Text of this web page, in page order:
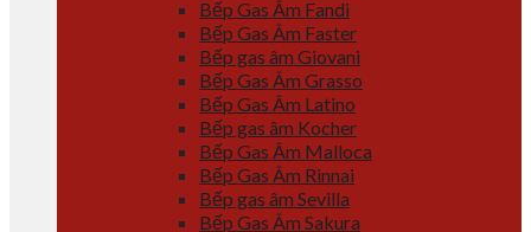
Bếp Gas Âm Fandi
Bếp Gas Âm Faster
Bếp gas âm Giovani
Bếp Gas Âm Grasso
Bếp Gas Âm Latino
Bếp gas âm Kocher
Bếp Gas Âm Malloca
Bếp Gas Âm Rinnai
Bếp gas âm Sevilla
Bếp Gas Âm Sakura